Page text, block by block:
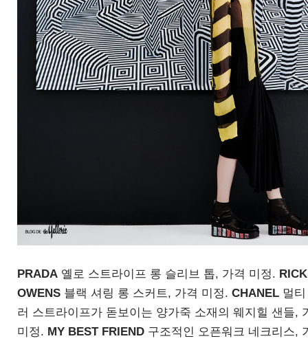
PRADA 옐로 스트라이프 롱 슬리브 톱, 가격 미정. RICK
OWENS 블랙 셔링 롱 스커트, 가격 미정. CHANEL 멀
러 스트라이프가 돋보이는 양가죽 소재의 웨지힐 샌들,
미정. MY BEST FRIEND 구조적인 오픈워크 네크리스,